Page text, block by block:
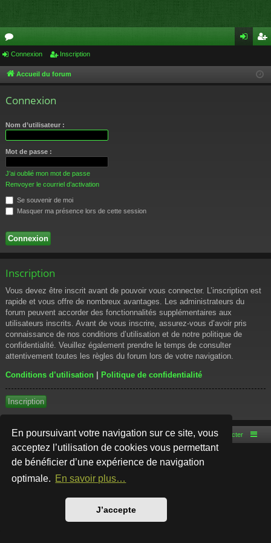
En poursuivant votre navigation sur ce site, vous
acceptez l’utilisation de cookies vous permettant
de bénéficier d’une expérience de navigation
optimale. En savoir plus…
J’accepte
or
u cri
Connexion Inscription
Accueil du forum
Connexion
Nom d’utilisateur :
Mot de passe :
J’ai oublié mon mot de passe
Renvoyer le courriel d’activation
Se souvenir de moi
Masquer ma présence lors de cette session
Inscription
Vous devez être inscrit avant de pouvoir vous connecter. L’inscription est
rapide et vous offre de nombreux avantages. Les administrateurs du
forum peuvent accorder des fonctionnalités supplémentaires aux
utilisateurs inscrits. Avant de vous inscrire, assurez-vous d’avoir pris
connaissance de nos conditions d’utilisation et de notre politique de
confidentialité. Veuillez également prendre le temps de consulter
attentivement toutes les règles du forum lors de votre navigation.
Conditions d’utilisation | Politique de confidentialité
Inscription
Accueil du forum Nous contacter
Développé parphpBB® Forum Software © phpBB Limited
Style par
Traduction française officielle